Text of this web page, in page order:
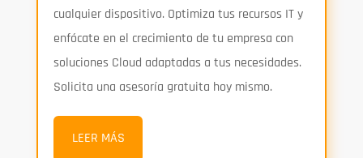
cualquier dispositivo. Optimiza tus recursos IT y
enfócate en el crecimiento de tu empresa con
soluciones Cloud adaptadas a tus necesidades.
Solicita una asesoría gratuita hoy mismo.
LEER MÁS